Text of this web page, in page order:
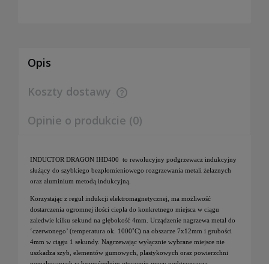
Opis
Koszty dostawy
Cena nie zawiera ewentualnych kosztów płatności
Opinie o produkcie (0)
INDUCTOR DRAGON IHD400 to rewolucyjny podgrzewacz indukcyjny
służący do szybkiego bezpłomieniowego rozgrzewania metali żelaznych
oraz aluminium metodą indukcyjną.
Korzystając z reguł indukcji elektromagnetycznej, ma możliwość
dostarczenia ogromnej ilości ciepła do konkretnego miejsca w ciągu
zaledwie kilku sekund na głębokość 4mm. Urządzenie nagrzewa metal do
‘czerwonego’ (temperatura ok. 1000˚C) na obszarze 7x12mm i grubości
4mm w ciągu 1 sekundy. Nagrzewając wyłącznie wybrane miejsce nie
uszkadza szyb, elementów gumowych, plastykowych oraz powierzchni